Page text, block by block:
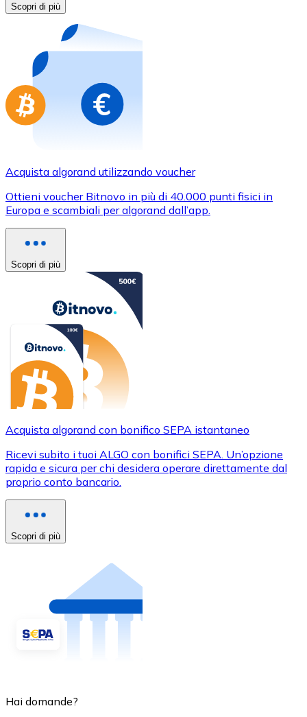
Acquista gift card dei tuoi marchi preferiti con
Vai al negozio di carte regalo
Scopri di più
Acquista algorand utilizzando voucher
Ottieni voucher Bitnovo in più di 40.000 punti fisici in
Europa e scambiali per algorand dall’app.
Scopri di più
Acquista algorand con bonifico SEPA istantaneo
Ricevi subito i tuoi ALGO con bonifici SEPA. Un’opzione
rapida e sicura per chi desidera operare direttamente dal
proprio conto bancario.
Scopri di più
Hai domande?